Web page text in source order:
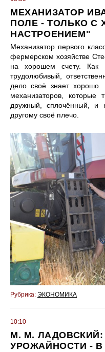
МЕХАНИЗАТОР
ПОЛЕ - ТОЛЬКО С
НАСТРОЕНИЕМ"
Механизатор первого
фермерском хозяйстве
на хорошем счету.
трудолюбивый,
дело своё знает хорошо.
механизаторов, которые
дружный, сплочённый, и
другому своё плечо.
Рубрика: ЭКОНОМИКА
10:10
М. М.
УРОЖАЙНОСТИ - В